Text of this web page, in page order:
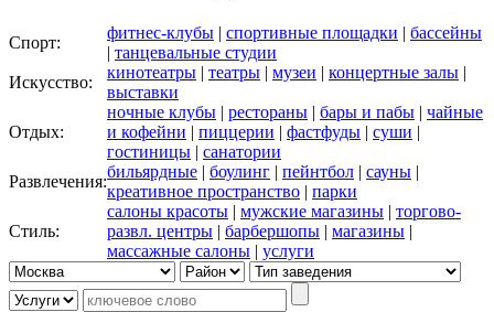
Спорт:
фитнес-клубы | спортивные площадки | бассейны
| танцевальные студии
Искусство:
кинотеатры | театры | музеи | концертные залы |
выставки
Отдых:
ночные клубы | рестораны | бары и пабы | чайные
и кофейни | пиццерии | фастфуды | суши |
гостиницы | санатории
Развлечения:
бильярдные | боулинг | пейнтбол | сауны |
креативное пространство | парки
Стиль:
салоны красоты | мужские магазины | торгово-
развл. центры | барбершопы | магазины |
массажные салоны | услуги